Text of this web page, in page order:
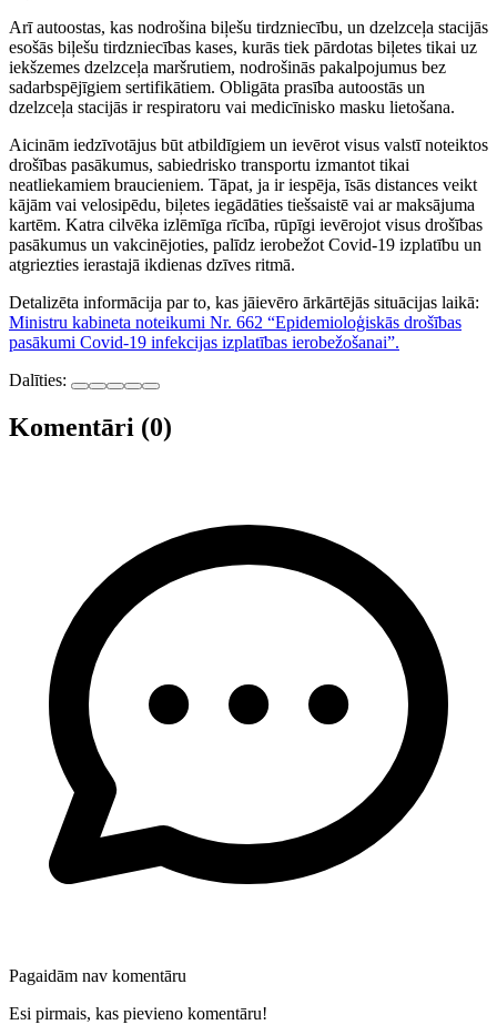
Arī autoostas, kas nodrošina biļešu tirdzniecību, un dzelzceļa stacijās
esošās biļešu tirdzniecības kases, kurās tiek pārdotas biļetes tikai uz
iekšzemes dzelzceļa maršrutiem, nodrošinās pakalpojumus bez
sadarbspējīgiem sertifikātiem. Obligāta prasība autoostās un
dzelzceļa stacijās ir respiratoru vai medicīnisko masku lietošana.
Aicinām iedzīvotājus būt atbildīgiem un ievērot visus valstī noteiktos
drošības pasākumus, sabiedrisko transportu izmantot tikai
neatliekamiem braucieniem. Tāpat, ja ir iespēja, īsās distances veikt
kājām vai velosipēdu, biļetes iegādāties tiešsaistē vai ar maksājuma
kartēm. Katra cilvēka izlēmīga rīcība, rūpīgi ievērojot visus drošības
pasākumus un vakcinējoties, palīdz ierobežot Covid-19 izplatību un
atgriezties ierastajā ikdienas dzīves ritmā.
Detalizēta informācija par to, kas jāievēro ārkārtējās situācijas laikā:
Ministru kabineta noteikumi Nr. 662 “Epidemioloģiskās drošības
pasākumi Covid-19 infekcijas izplatības ierobežošanai”.
Dalīties:
Komentāri (0)
Pagaidām nav komentāru
Esi pirmais, kas pievieno komentāru!